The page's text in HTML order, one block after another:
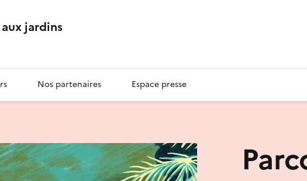
jardins
Nos partenaires Espace presse